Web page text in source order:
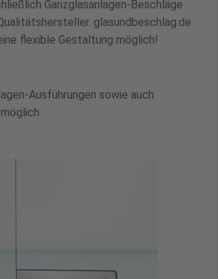
Ganzglasanlagen-Beschläge
glasundbeschlag.de
flexible Gestaltung möglich!
Ausführungen sowie auch